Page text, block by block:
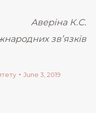
Аверіна К.С.
зв’язків
June 3, 2019